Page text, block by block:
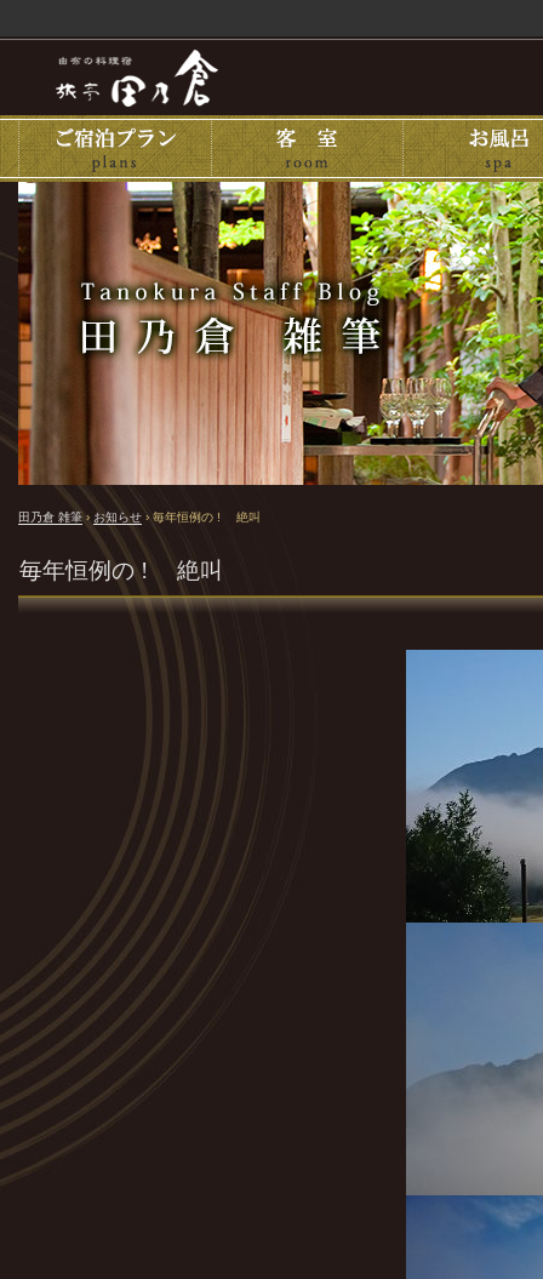
田乃倉 雑筆 › お知らせ › 毎年恒例の ! 絶叫
毎年恒例の ! 絶叫